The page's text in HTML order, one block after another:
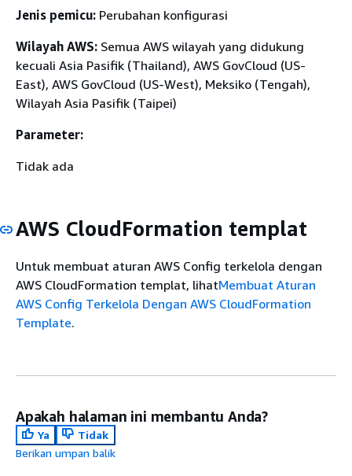
Jenis pemicu: Perubahan konfigurasi
Wilayah AWS: Semua AWS wilayah yang didukung
kecuali Asia Pasifik (Thailand), AWS GovCloud (US-
East), AWS GovCloud (US-West), Meksiko (Tengah),
Wilayah Asia Pasifik (Taipei)
Parameter:
Tidak ada
AWS CloudFormation templat
Untuk membuat aturan AWS Config terkelola dengan
AWS CloudFormation templat, lihatMembuat Aturan
AWS Config Terkelola Dengan AWS CloudFormation
Template.
Apakah halaman ini membantu Anda?
Ya
Tidak
Berikan umpan balik